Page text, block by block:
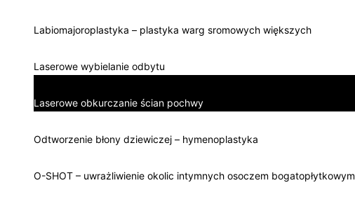
Labiomajoroplastyka – plastyka warg sromowych większych
Laserowe wybielanie odbytu
Laserowe obkurczanie ścian pochwy
Odtworzenie błony dziewiczej – hymenoplastyka
O-SHOT – uwrażliwienie okolic intymnych osoczem bogatopłytkowym